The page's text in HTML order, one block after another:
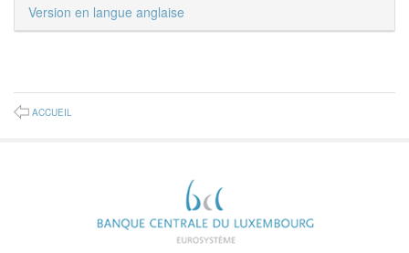
Version en langue anglaise
ACCUEIL